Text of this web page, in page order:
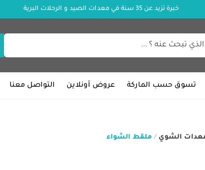
خبرة تزيد عن 35 سنة في معدات الصيد و الرحلات البرية
تسوق حسب الماركة عروض أونلاين التواصل معنا
الشوي / ملقط الشواء